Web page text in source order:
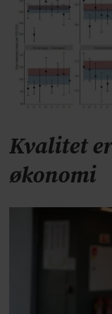
Kvalitet
økonomi